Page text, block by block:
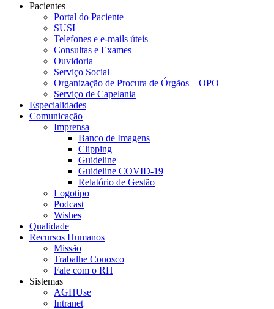
Pacientes
Portal do Paciente
SUSI
Telefones e e-mails úteis
Consultas e Exames
Ouvidoria
Serviço Social
Organização de Procura de Órgãos – OPO
Serviço de Capelania
Especialidades
Comunicação
Imprensa
Banco de Imagens
Clipping
Guideline
Guideline COVID-19
Relatório de Gestão
Logotipo
Podcast
Wishes
Qualidade
Recursos Humanos
Missão
Trabalhe Conosco
Fale com o RH
Sistemas
AGHUse
Intranet